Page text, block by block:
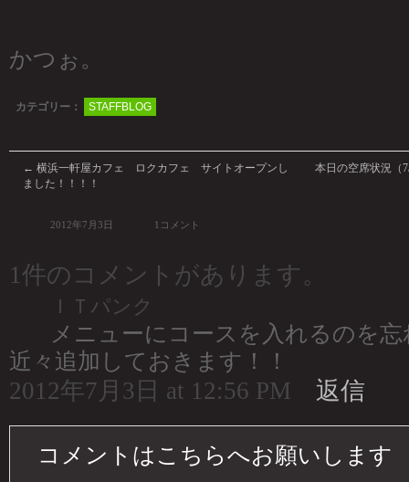
かつぉ。
カテゴリー： STAFFBLOG
← 横浜一軒屋カフェ ロクカフェ サイトオープンし
ました！！！！
本日の空席状況（
2012年7月3日 1コメント
1件のコメントがあります。
ＩＴパンク
メニューにコースを入れるのを
近々追加しておきます！！
2012年7月3日 at 12:56 PM 返信
コメントはこちらへお願いします